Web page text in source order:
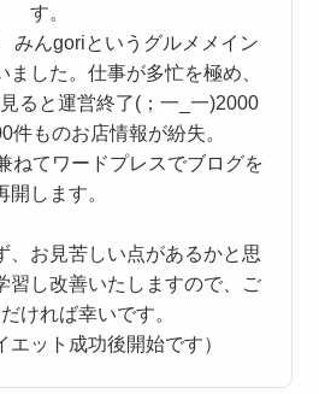
す。
んgoriというグルメメイン
した。仕事が多忙を極め、
ると運営終了(；一_一)2000
件ものお店情報が紛失。
ねてワードプレスでブログを
開します。
、お見苦しい点があるかと思
習し改善いたしますので、ご
ければ幸いです。
エット成功後開始です）